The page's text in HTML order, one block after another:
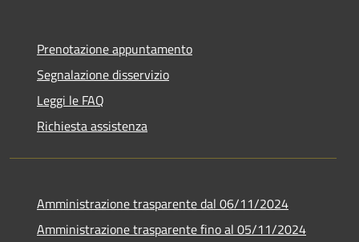
Prenotazione appuntamento
Segnalazione disservizio
Leggi le FAQ
Richiesta assistenza
Amministrazione trasparente dal 06/11/2024
Amministrazione trasparente fino al 05/11/2024